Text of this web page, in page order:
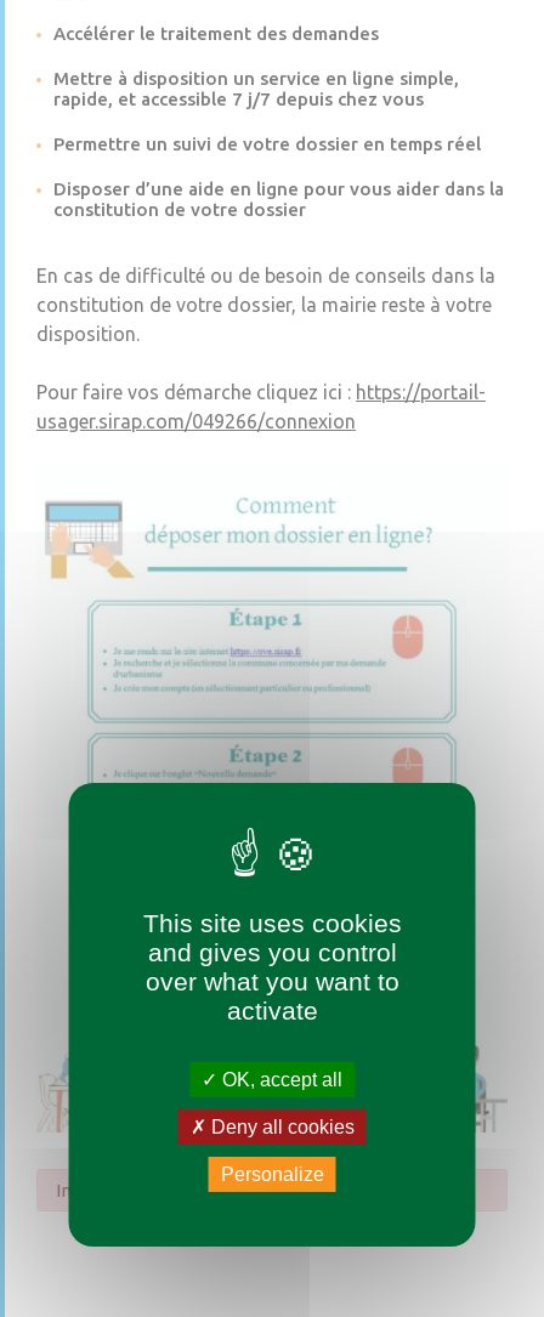
Accélérer le traitement des demandes
Mettre à disposition un service en ligne simple,
rapide, et accessible 7 j/7 depuis chez vous
Permettre un suivi de votre dossier en temps réel
Disposer d’une aide en ligne pour vous aider dans la
constitution de votre dossier
En cas de difficulté ou de besoin de conseils dans la
constitution de votre dossier, la mairie reste à votre
disposition.
Pour faire vos démarche cliquez ici : https://portail-
usager.sirap.com/049266/connexion
Impossible de trouver la fiche : F32190.xml
This site uses cookies
and gives you control
over what you want to
activate
OK, accept all
Deny all cookies
Personalize